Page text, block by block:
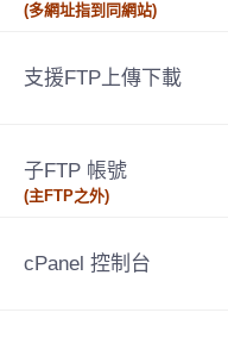
(多網址指到同網站)
支援FTP上傳下載
子FTP 帳號
(主FTP之外)
cPanel 控制台